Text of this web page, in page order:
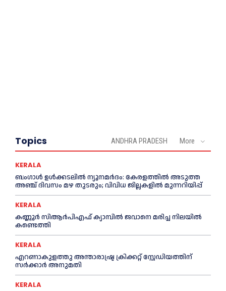
Topics ANDHRA PRADESH More
KERALA
ബംഗാൾ ഉൾക്കടലിൽ ന്യൂനമർദം: കേരളത്തിൽ അടുത്ത
അഞ്ച് ദിവസം മഴ തുടരും; വിവിധ ജില്ലകളിൽ മുന്നറിയിപ്പ്
KERALA
കണ്ണൂര്‍ സിആര്‍പിഎഫ് ക്യാമ്പില്‍ ജവാനെ മരിച്ച നിലയില്‍
കണ്ടെത്തി
KERALA
എറണാകുളത്തു അന്താരാഷ്ട്ര ക്രിക്കറ്റ് സ്റ്റേഡിയത്തിന്
സര്‍ക്കാര്‍ അനുമതി
KERALA